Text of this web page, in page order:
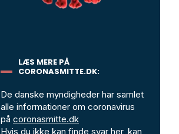
LÆS MERE PÅ
CORONASMITTE.DK:
De danske myndigheder har samlet
alle informationer om coronavirus
på coronasmitte.dk
Hvis du ikke kan finde svar her, kan